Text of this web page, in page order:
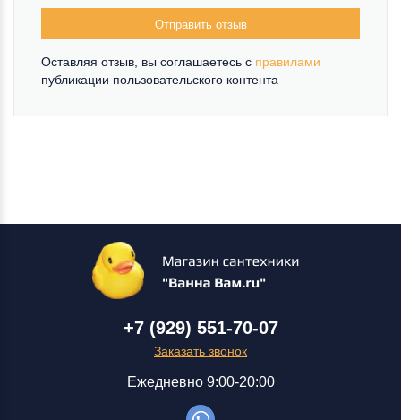
Отправить отзыв
Оставляя отзыв, вы соглашаетесь c правилами
публикации пользовательского контента
+7 (929) 551-70-07
Заказать звонок
Ежедневно 9:00-20:00